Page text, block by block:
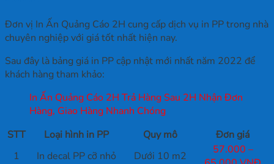
Đơn vị In Ấn Quảng Cáo 2H cung cấp dịch vụ in PP trong nhà
chuyên nghiệp với giá tốt nhất hiện nay.
Sau đây là bảng giá in PP cập nhật mới nhất năm 2022 để
khách hàng tham khảo:
In Ấn Quảng Cáo 2H Trả Hàng Sau 2H Nhận Đơn
Hàng, Giao Hàng Nhanh Chóng
STT
Loại hình in PP Quy mô
Đơn giá
1
In decal PP cỡ nhỏ Dưới 10 m2
57.000 –